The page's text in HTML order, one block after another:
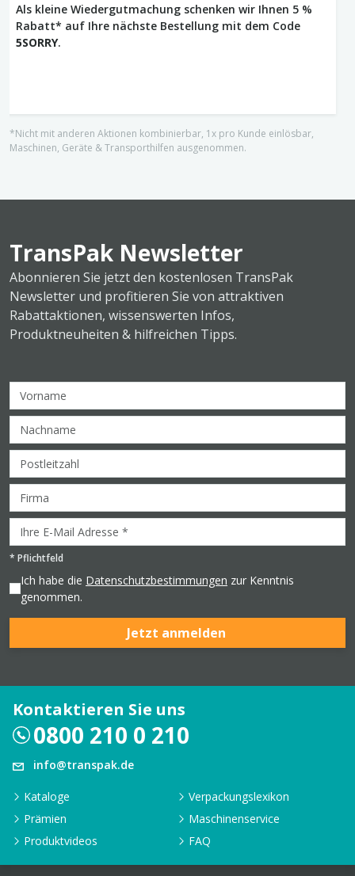
Als kleine Wiedergutmachung schenken wir Ihnen 5 %
Rabatt* auf Ihre nächste Bestellung mit dem Code
5SORRY.
*Nicht mit anderen Aktionen kombinierbar, 1x pro Kunde einlösbar,
Maschinen, Geräte & Transporthilfen ausgenommen.
TransPak Newsletter
Abonnieren Sie jetzt den kostenlosen TransPak
Newsletter und profitieren Sie von attraktiven
Rabattaktionen, wissenswerten Infos,
Produktneuheiten & hilfreichen Tipps.
* Pflichtfeld
Ich habe die Datenschutzbestimmungen zur Kenntnis
genommen.
Jetzt anmelden
Kontaktieren Sie uns
0800 210 0 210
info@transpak.de
Kataloge
Verpackungslexikon
Prämien
Maschinenservice
Produktvideos
FAQ